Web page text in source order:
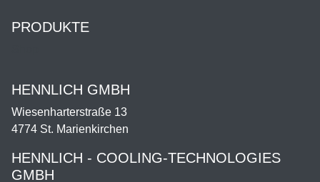
PRODUKTE
HENNLICH GMBH
Wiesenharterstraße 13
4774 St. Marienkirchen
HENNLICH - COOLING-TECHNOLOGIES
GMBH